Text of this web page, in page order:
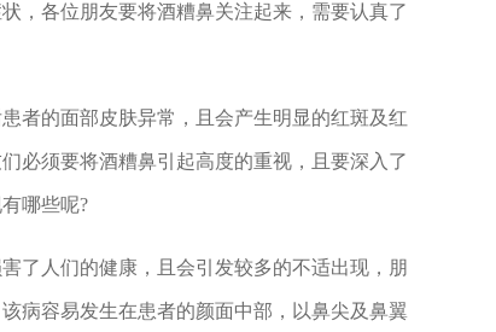
，各位朋友要将酒糟鼻关注起来，需要认真了
的面部皮肤异常，且会产生明显的红斑及红
必须要将酒糟鼻引起高度的重视，且要深入了
哪些呢?
人们的健康，且会引发较多的不适出现，朋
病容易发生在患者的颜面中部，以鼻尖及鼻翼